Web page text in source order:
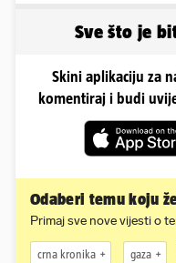
Sve što je
Skini aplikaciju za
komentiraj i budi
Odaberi temu koju
Primaj sve nove vijesti o
crna kronika gaza